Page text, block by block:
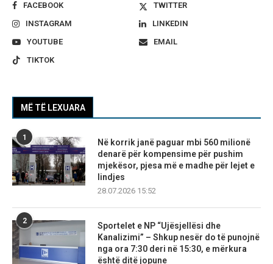
FACEBOOK
TWITTER
INSTAGRAM
LINKEDIN
YOUTUBE
EMAIL
TIKTOK
MË TË LEXUARA
1
Në korrik janë paguar mbi 560 milionë
denarë për kompensime për pushim
mjekësor, pjesa më e madhe për lejet e
lindjes
28.07.2026 15:52
2
Sportelet e NP “Ujësjellësi dhe
Kanalizimi” – Shkup nesër do të punojnë
nga ora 7:30 deri në 15:30, e mërkura
është ditë jopune